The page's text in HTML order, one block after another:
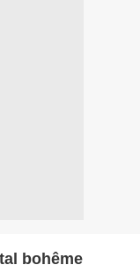
bohême